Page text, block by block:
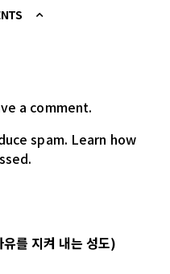
a comment.
spam. Learn how
를 지켜 내는 성도)